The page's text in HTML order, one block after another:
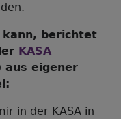
kann, berichtet
KASA
aus eigener
in der KASA in